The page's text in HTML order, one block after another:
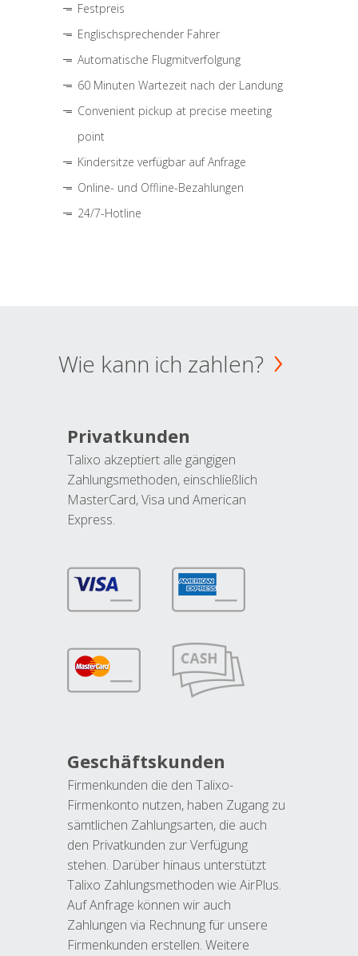
Festpreis
Englischsprechender Fahrer
Automatische Flugmitverfolgung
60 Minuten Wartezeit nach der Landung
Convenient pickup at precise meeting
point
Kindersitze verfügbar auf Anfrage
Online- und Offline-Bezahlungen
24/7-Hotline
Wie kann ich zahlen?
Privatkunden
Talixo akzeptiert alle gängigen
Zahlungsmethoden, einschließlich
MasterCard, Visa und American
Express.
Geschäftskunden
Firmenkunden die den Talixo-
Firmenkonto nutzen, haben Zugang zu
sämtlichen Zahlungsarten, die auch
den Privatkunden zur Verfügung
stehen. Darüber hinaus unterstützt
Talixo Zahlungsmethoden wie AirPlus.
Auf Anfrage können wir auch
Zahlungen via Rechnung für unsere
Firmenkunden erstellen. Weitere